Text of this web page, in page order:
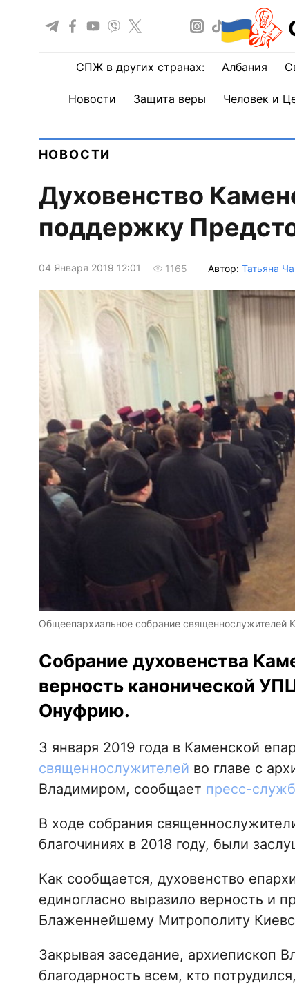
СПЖ в других странах: Албания
Новости Защита веры Человек и
НОВОСТИ
Духовенство
поддержку
04 Января 2019 12:01 1165 Автор: Татьяна
Общеепархиальное собрание священнослужителей
Собрание духовенства
верность канонической
Онуфрию.
3 января 2019 года в Каменской
священнослужителей во главе с
Владимиром, сообщает пресс-
В ходе собрания
благочиниях в 2018 году, были
Как сообщается, духовенство
единогласно выразило верность и
Блаженнейшему Митрополиту
Закрывая заседание, архиепископ
благодарность всем, кто